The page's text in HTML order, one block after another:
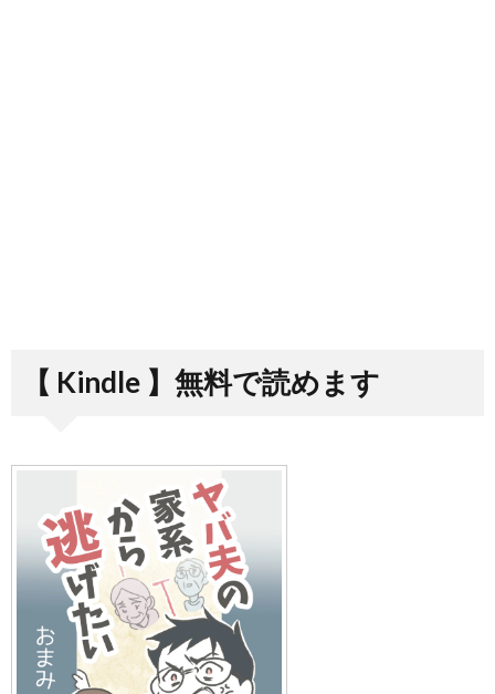
【 Kindle 】無料で読めます